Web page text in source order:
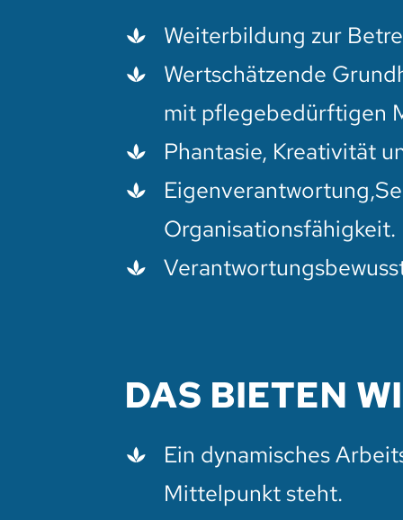
Weiterbildung zur
Wertschätzende
mit pflegebedürftigen
Phantasie, Kreativität
Organisationsfähigkeit.
DAS BIETEN
Ein dynamisches
Mittelpunkt steht.